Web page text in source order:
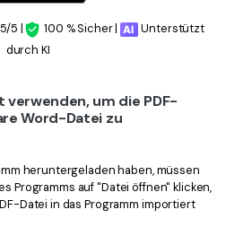
5 | 100 % Sicher |
Unterstützt
durch KI
verwenden, um die PDF-
Word-Datei zu
heruntergeladen haben, müssen
Programms auf "Datei öffnen" klicken,
Datei in das Programm importiert